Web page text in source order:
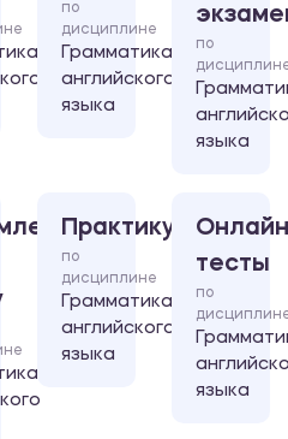
по
дисциплине
Грамматика
английского
языка
по
языка
Практикум
по
дисциплине
Грамматика
английского
языка
тесты
по
языка